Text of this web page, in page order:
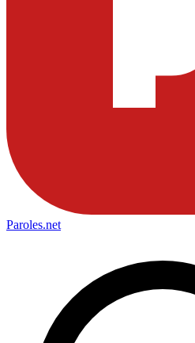
Paroles.net